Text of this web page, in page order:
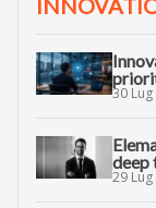
30
deep
29